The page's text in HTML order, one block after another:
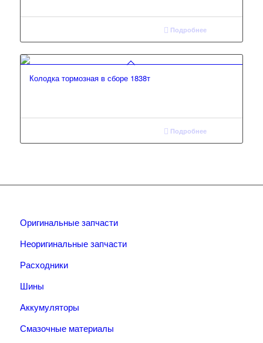
Подробнее
Колодка тормозная в сборе 1838т
Подробнее
Оригинальные запчасти
Неоригинальные запчасти
Расходники
Шины
Аккумуляторы
Смазочные материалы